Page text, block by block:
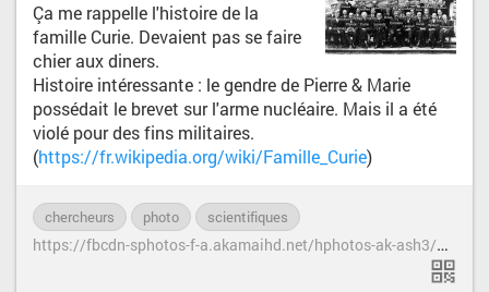
Ça me rappelle l'histoire de la
famille Curie. Devaient pas se faire
chier aux diners.
Histoire intéressante : le gendre de Pierre & Marie
possédait le brevet sur l'arme nucléaire. Mais il a été
violé pour des fins militaires.
(https://fr.wikipedia.org/wiki/Famille_Curie)
chercheurs photo scientifiques
h
ttps://fbcdn-sphotos-f-a.akamaihd.net/hphotos-ak-ash3/530382_567405359952488_1500488164_n.jpg